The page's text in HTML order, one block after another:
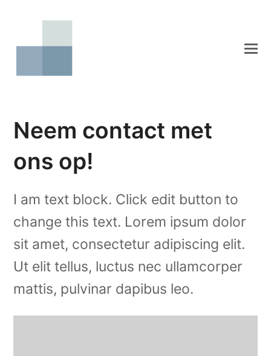
Neem contact met
ons op!
I am text block. Click edit button to
change this text. Lorem ipsum dolor
sit amet, consectetur adipiscing elit.
Ut elit tellus, luctus nec ullamcorper
mattis, pulvinar dapibus leo.